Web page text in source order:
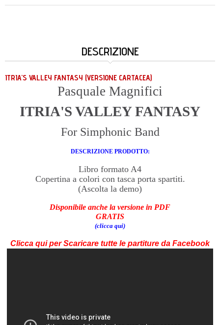
DESCRIZIONE
ITRIA'S VALLEY FANTASY (VERSIONE CARTACEA)
Pasquale Magnifici
ITRIA'S VALLEY FANTASY
For Simphonic Band
DESCRIZIONE PRODOTTO:
Libro formato A4
Copertina a colori con tasca porta spartiti.
(Ascolta la demo)
Disponibile anche la versione in PDF
GRATIS
(clicca qui)
Clicca qui per Scaricare tutte le partiture da Facebook